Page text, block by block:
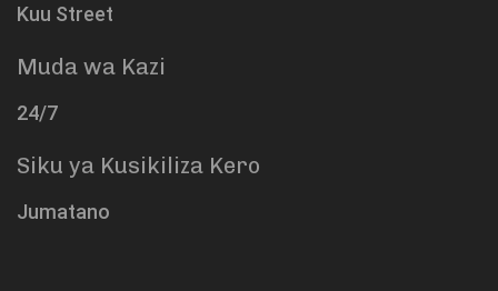
Kuu Street
Muda wa Kazi
24/7
Siku ya Kusikiliza Kero
Jumatano